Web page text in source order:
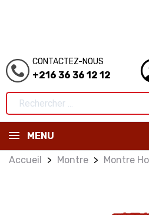
CONTACTEZ-NOUS
+216 36 36 12 12
MENU
Accueil Montre Montre